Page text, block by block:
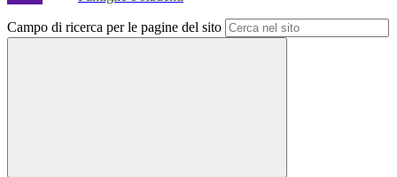
Campo di ricerca per le pagine del sito